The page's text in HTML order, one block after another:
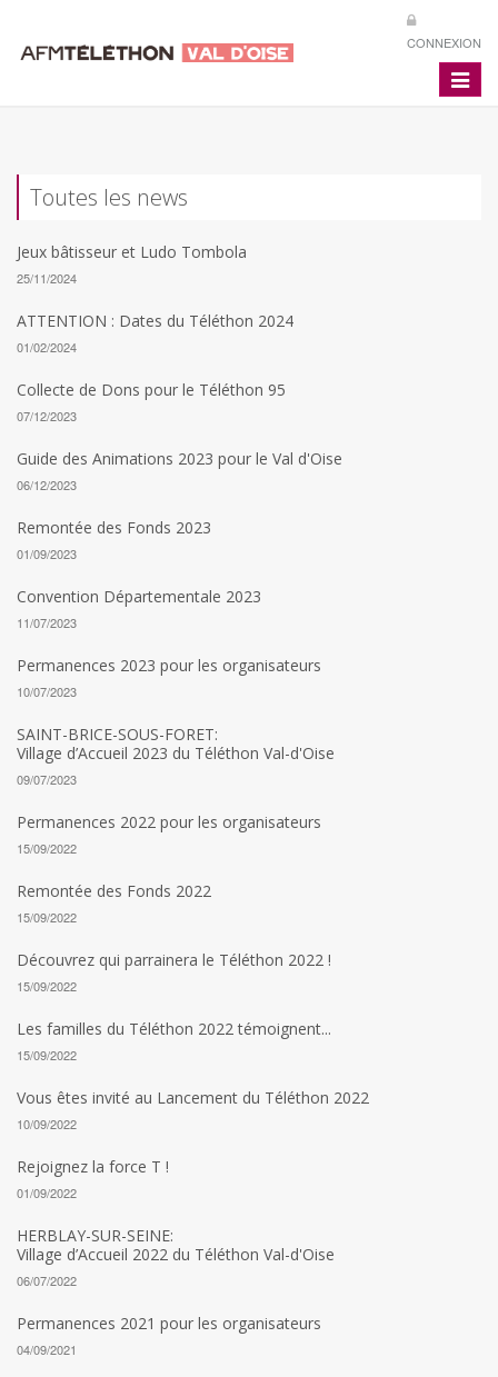
CONNEXION
Toggle
Toutes les news
Jeux bâtisseur et Ludo Tombola
25/11/2024
ATTENTION : Dates du Téléthon 2024
01/02/2024
Collecte de Dons pour le Téléthon 95
07/12/2023
Guide des Animations 2023 pour le Val d'Oise
06/12/2023
Remontée des Fonds 2023
01/09/2023
Convention Départementale 2023
11/07/2023
Permanences 2023 pour les organisateurs
10/07/2023
SAINT-BRICE-SOUS-FORET:
Village d’Accueil 2023 du Téléthon Val-d'Oise
09/07/2023
Permanences 2022 pour les organisateurs
15/09/2022
Remontée des Fonds 2022
15/09/2022
Découvrez qui parrainera le Téléthon 2022 !
15/09/2022
Les familles du Téléthon 2022 témoignent...
15/09/2022
Vous êtes invité au Lancement du Téléthon 2022
10/09/2022
Rejoignez la force T !
01/09/2022
HERBLAY-SUR-SEINE:
Village d’Accueil 2022 du Téléthon Val-d'Oise
06/07/2022
Permanences 2021 pour les organisateurs
04/09/2021